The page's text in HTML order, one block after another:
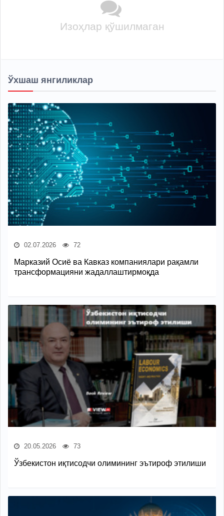
Изоҳлар қўшилмаган
Ўхшаш янгиликлар
02.07.2026 72
Марказий Осиё ва Кавказ компаниялари рақамли
трансформацияни жадаллаштирмоқда
20.05.2026 73
Ўзбекистон иқтисодчи олимининг эътироф этилиши